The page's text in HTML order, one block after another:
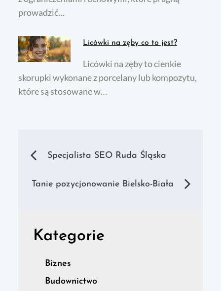
prowadzić…
Licówki na zęby co to jest?
Licówki na zęby to cienkie
skorupki wykonane z porcelany lub kompozytu,
które są stosowane w…
Nawigacja
wpisu
Specjalista SEO Ruda Śląska
Tanie pozycjonowanie Bielsko-Biała
Kategorie
Biznes
Budownictwo